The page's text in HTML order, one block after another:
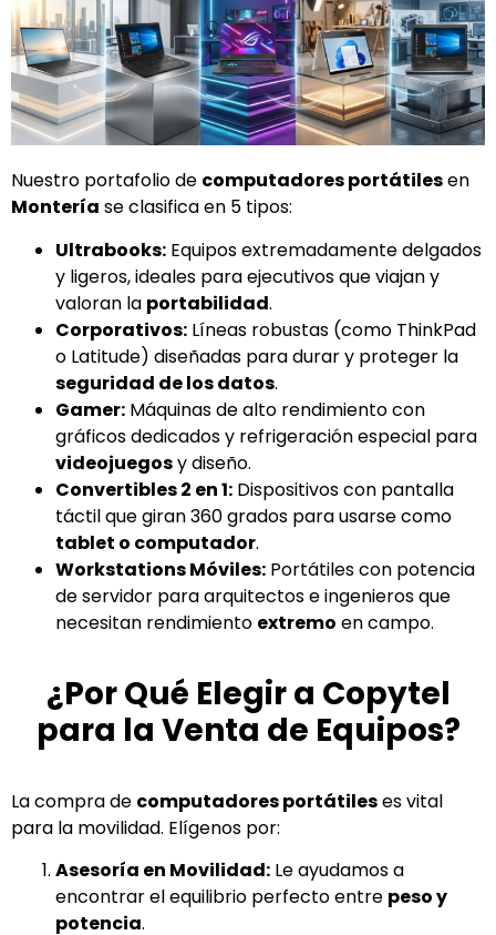
Nuestro portafolio de computadores portátilesen
Montería se clasifica en 5 tipos:
Ultrabooks: Equipos extremadamente delgados
y ligeros, ideales para ejecutivos que viajan y
valoran la portabilidad.
Corporativos: Líneas robustas (como ThinkPad
o Latitude) diseñadas para durar y proteger la
seguridad de los datos.
Gamer: Máquinas de alto rendimiento con
gráficos dedicados y refrigeración especial para
videojuegosy diseño.
Convertibles 2 en 1: Dispositivos con pantalla
táctil que giran 360 grados para usarse como
tablet o computador.
Workstations Móviles: Portátiles con potencia
de servidor para arquitectos e ingenieros que
necesitan rendimiento extremo en campo.
¿Por Qué Elegir a Copytel
para la Venta de Equipos?
La compra de computadores portátileses vital
para la movilidad. Elígenos por:
Asesoría en Movilidad: Le ayudamos a
encontrar el equilibrio perfecto entre peso y
potencia.